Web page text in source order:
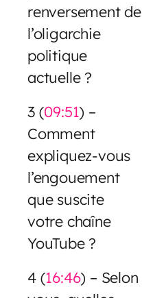
renversement de
l’oligarchie
politique
actuelle ?
3 (09:51) –
Comment
expliquez-vous
l’engouement
que suscite
votre chaîne
YouTube ?
4 (16:46) – Selon